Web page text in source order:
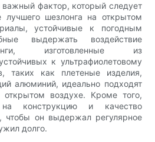
фактор, который следует
лучшего шезлонга на открытом
устойчивые к погодным
выдержать воздействие
изготовленные из
к ультрафиолетовому
таких как плетеные изделия,
алюминий, идеально подходят
открытом воздухе. Кроме того,
на конструкцию и качество
чтобы он выдержал регулярное
долго.